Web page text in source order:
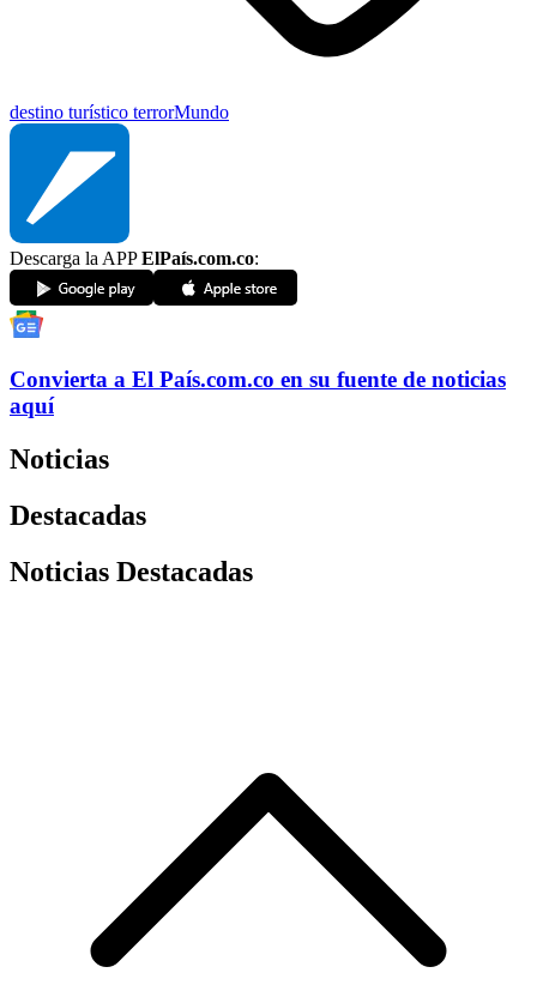
destino turístico terrorMundo
Descarga la APPElPaís.com.co:
Convierta a El País.com.co en su fuente de noticias
aquí
Noticias
Destacadas
Noticias Destacadas